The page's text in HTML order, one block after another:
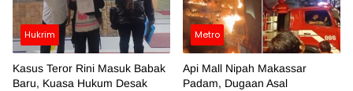
Hukrim
Kasus Teror Rini Masuk Babak
Baru, Kuasa Hukum Desak
Metro
Api Mall Nipah Makassar
Padam, Dugaan Asal